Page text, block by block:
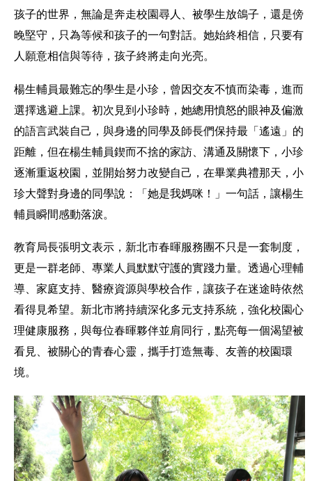
孩子的世界，無論是奔走校園尋人、被學生放鴿子，還是傍
晚堅守，只為等候和孩子的一句對話。她始終相信，只要有
人願意相信與等待，孩子終將走向光亮。
楊生輔員最難忘的學生是小珍，曾因交友不慎而染毒，進而
選擇逃避上課。初次見到小珍時，她總用憤怒的眼神及偏激
的語言武裝自己，與身邊的同學及師長們保持最「遙遠」的
距離，但在楊生輔員鍥而不捨的家訪、溝通及關懷下，小珍
逐漸重返校園，並開始努力改變自己，在畢業典禮那天，小
珍大聲對身邊的同學說：「她是我媽咪！」一句話，讓楊生
輔員瞬間感動落淚。
教育局長張明文表示，新北市春暉服務團不只是一套制度，
更是一群老師、專業人員默默守護的實踐力量。透過心理輔
導、家庭支持、醫療資源與學校合作，讓孩子在迷途時依然
看得見希望。新北市將持續深化多元支持系統，強化校園心
理健康服務，與每位春暉夥伴並肩同行，點亮每一個渴望被
看見、被關心的青春心靈，攜手打造無毒、友善的校園環
境。